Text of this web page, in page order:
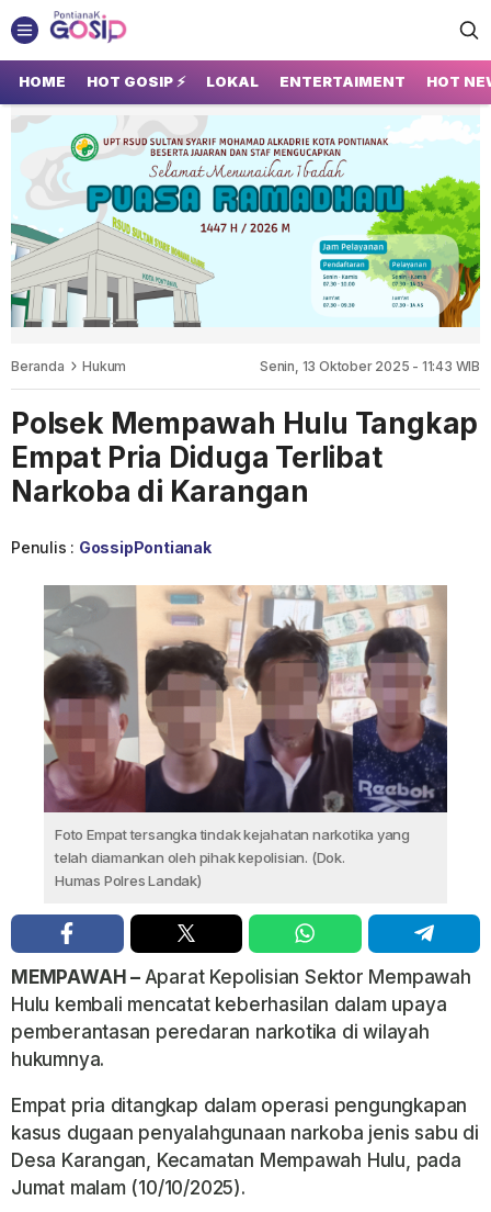
GOSIP PONTIANAK
Tempatnya Gosip Terupdate Pontianak
HOME HOT GOSIP ⚡ LOKAL ENTERTAIMENT HOT
Beranda Hukum Senin, 13 Oktober 2025 - 11:43 WIB
Polsek Mempawah Hulu Tangkap
Empat Pria Diduga Terlibat
Narkoba di Karangan
Penulis : GossipPontianak
Foto Empat tersangka tindak kejahatan narkotika yang
telah diamankan oleh pihak kepolisian. (Dok.
Humas Polres Landak)
MEMPAWAH – Aparat Kepolisian Sektor Mempawah
Hulu kembali mencatat keberhasilan dalam upaya
pemberantasan peredaran narkotika di wilayah
hukumnya.
Empat pria ditangkap dalam operasi pengungkapan
kasus dugaan penyalahgunaan narkoba jenis sabu di
Desa Karangan, Kecamatan Mempawah Hulu, pada
Jumat malam (10/10/2025).